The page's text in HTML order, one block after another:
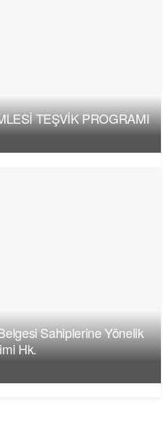
TEŞVİK PROGRAMI
Sahiplerine Yönelik
Hk.